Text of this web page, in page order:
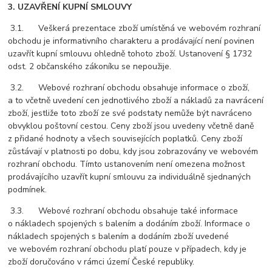
3. UZAVŘENÍ KUPNÍ SMLOUVY
3.1. Veškerá prezentace zboží umístěná ve webovém rozhraní
obchodu je informativního charakteru a prodávající není povinen
uzavřít kupní smlouvu ohledně tohoto zboží. Ustanovení § 1732
odst. 2 občanského zákoníku se nepoužije.
3.2. Webové rozhraní obchodu obsahuje informace o zboží,
a to včetně uvedení cen jednotlivého zboží a nákladů za navrácení
zboží, jestliže toto zboží ze své podstaty nemůže být navráceno
obvyklou poštovní cestou. Ceny zboží jsou uvedeny včetně daně
z přidané hodnoty a všech souvisejících poplatků. Ceny zboží
zůstávají v platnosti po dobu, kdy jsou zobrazovány ve webovém
rozhraní obchodu. Tímto ustanovením není omezena možnost
prodávajícího uzavřít kupní smlouvu za individuálně sjednaných
podmínek.
3.3. Webové rozhraní obchodu obsahuje také informace
o nákladech spojených s balením a dodáním zboží. Informace o
nákladech spojených s balením a dodáním zboží uvedené
ve webovém rozhraní obchodu platí pouze v případech, kdy je
zboží doručováno v rámci území České republiky.